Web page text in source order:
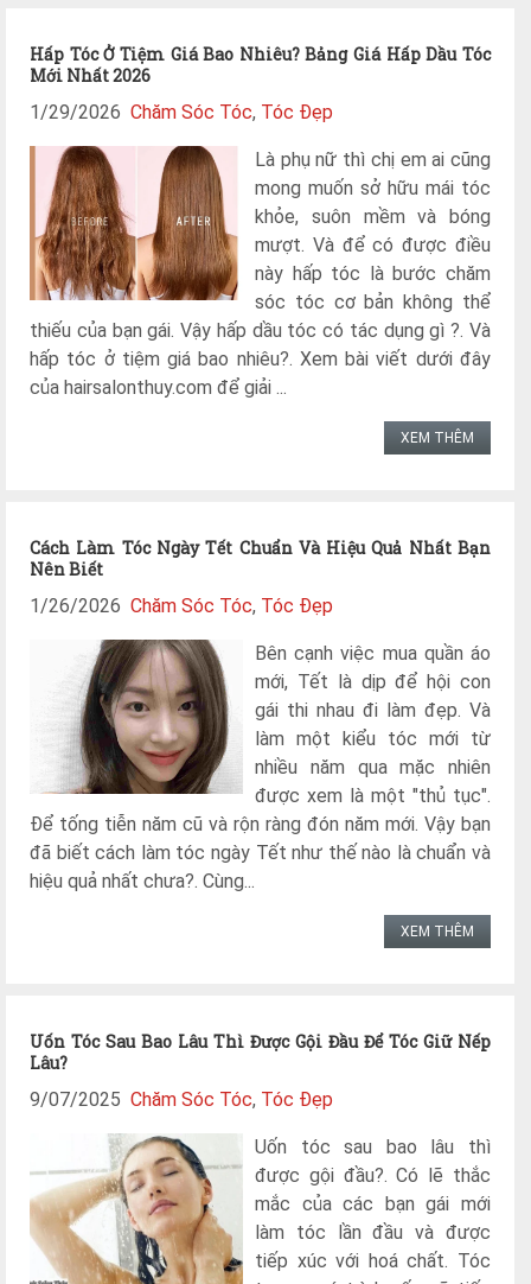
Hấp Tóc Ở Tiệm Giá Bao Nhiêu? Bảng Giá Hấp Dầu Tóc
Mới Nhất 2026
1/29/2026 Chăm Sóc Tóc, Tóc Đẹp
Là phụ nữ thì chị em ai cũng
mong muốn sở hữu mái tóc
khỏe, suôn mềm và bóng
mượt. Và để có được điều
này hấp tóc là bước chăm
sóc tóc cơ bản không thể
thiếu của bạn gái. Vậy hấp dầu tóc có tác dụng gì ?. Và
hấp tóc ở tiệm giá bao nhiêu?. Xem bài viết dưới đây
của hairsalonthuy.com để giải ...
XEM THÊM
Cách Làm Tóc Ngày Tết Chuẩn Và Hiệu Quả Nhất Bạn
Nên Biết
1/26/2026 Chăm Sóc Tóc, Tóc Đẹp
Bên cạnh việc mua quần áo
mới, Tết là dịp để hội con
gái thi nhau đi làm đẹp. Và
làm một kiểu tóc mới từ
nhiều năm qua mặc nhiên
được xem là một "thủ tục".
Để tống tiễn năm cũ và rộn ràng đón năm mới. Vậy bạn
đã biết cách làm tóc ngày Tết như thế nào là chuẩn và
hiệu quả nhất chưa?. Cùng...
XEM THÊM
Uốn Tóc Sau Bao Lâu Thì Được Gội Đầu Để Tóc Giữ Nếp
Lâu?
9/07/2025 Chăm Sóc Tóc, Tóc Đẹp
Uốn tóc sau bao lâu thì
được gội đầu?. Có lẽ thắc
mắc của các bạn gái mới
làm tóc lần đầu và được
tiếp xúc với hoá chất. Tóc